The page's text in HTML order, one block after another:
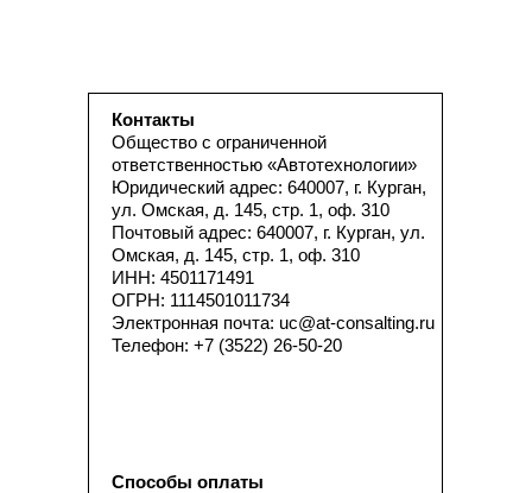
Контакты
Общество с ограниченной
ответственностью «Автотехнологии»
Юридический адрес: 640007, г. Курган,
ул. Омская, д. 145, стр. 1, оф. 310
Почтовый адрес: 640007, г. Курган, ул.
Омская, д. 145, стр. 1, оф. 310
ИНН: 4501171491
ОГРН: 1114501011734
Электронная почта: uc@at-consalting.ru
Телефон: +7 (3522) 26-50-20
Способы оплаты